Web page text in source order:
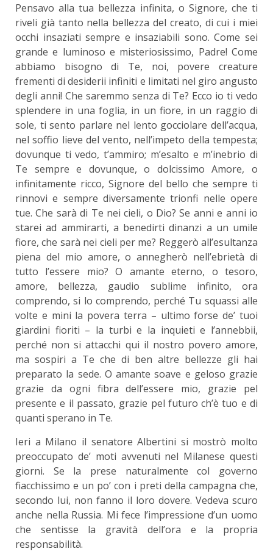
Pensavo alla tua bellezza infinita, o Signore, che ti
riveli già tanto nella bellezza del creato, di cui i miei
occhi insaziati sempre e insaziabili sono. Come sei
grande e luminoso e misteriosissimo, Padre! Come
abbiamo bisogno di Te, noi, povere creature
frementi di desiderii infiniti e limitati nel giro angusto
degli anni! Che saremmo senza di Te? Ecco io ti vedo
splendere in una foglia, in un fiore, in un raggio di
sole, ti sento parlare nel lento gocciolare dell’acqua,
nel soffio lieve del vento, nell’impeto della tempesta;
dovunque ti vedo, t’ammiro; m’esalto e m’inebrio di
Te sempre e dovunque, o dolcissimo Amore, o
infinitamente ricco, Signore del bello che sempre ti
rinnovi e sempre diversamente trionfi nelle opere
tue. Che sarà di Te nei cieli, o Dio? Se anni e anni io
starei ad ammirarti, a benedirti dinanzi a un umile
fiore, che sarà nei cieli per me? Reggerò all’esultanza
piena del mio amore, o annegherò nell’ebrietà di
tutto l’essere mio? O amante eterno, o tesoro,
amore, bellezza, gaudio sublime infinito, ora
comprendo, si lo comprendo, perché Tu squassi alle
volte e mini la povera terra – ultimo forse de’ tuoi
giardini fioriti – la turbi e la inquieti e l’annebbii,
perché non si attacchi qui il nostro povero amore,
ma sospiri a Te che di ben altre bellezze gli hai
preparato la sede. O amante soave e geloso grazie
grazie da ogni fibra dell’essere mio, grazie pel
presente e il passato, grazie pel futuro ch’è tuo e di
quanti sperano in Te.
Ieri a Milano il senatore Albertini si mostrò molto
preoccupato de’ moti avvenuti nel Milanese questi
giorni. Se la prese naturalmente col governo
fiacchissimo e un po’ con i preti della campagna che,
secondo lui, non fanno il loro dovere. Vedeva scuro
anche nella Russia. Mi fece l’impressione d’un uomo
che sentisse la gravità dell’ora e la propria
responsabilità.